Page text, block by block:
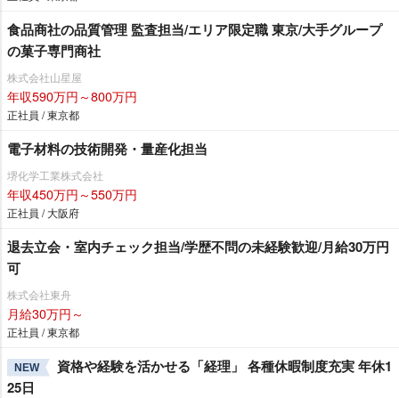
食品商社の品質管理 監査担当/エリア限定職 東京/大手グループ
の菓子専門商社
株式会社山星屋
年収590万円～800万円
正社員 / 東京都
電子材料の技術開発・量産化担当
堺化学工業株式会社
年収450万円～550万円
正社員 / 大阪府
退去立会・室内チェック担当/学歴不問の未経験歓迎/月給30万円
可
株式会社東舟
月給30万円～
正社員 / 東京都
NEW
資格や経験を活かせる「経理」 各種休暇制度充実 年休1
25日